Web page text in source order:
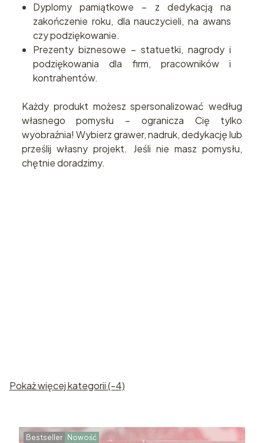
Dyplomy pamiątkowe – z dedykacją na
zakończenie roku, dla nauczycieli, na awans
czy podziękowanie.
Prezenty biznesowe – statuetki, nagrody i
podziękowania dla firm, pracowników i
kontrahentów.
Każdy produkt możesz spersonalizować według
własnego pomysłu – ogranicza Cię tylko
wyobraźnia! Wybierz grawer, nadruk, dedykację lub
prześlij własny projekt. Jeśli nie masz pomysłu,
chętnie doradzimy.
Pokaż więcej kategorii (-4)
Bestseller Nowość